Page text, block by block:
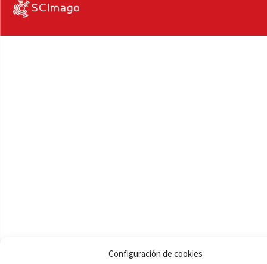
Configuración de cookies